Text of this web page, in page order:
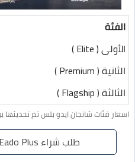
الفئة
الأولى ( Elite )
الثانية ( Premium )
الثالثة ( Flagship )
اسعار فئات شانجان ايدو بلس تم تحديثها يوم 5 أبريل 2026
طلب شراء Changan Eado Plus بالرسمي